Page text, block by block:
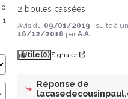
0
1
2 boules cassées
Avis du 09/01/2019 , suite à
16/12/2018 parA.A.
Utile(0) Signaler
Réponse de